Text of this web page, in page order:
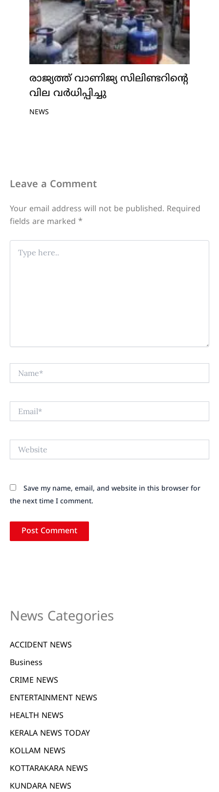
രാജ്യത്ത് വാണിജ്യ സിലിണ്ടറിന്റെ
വില വർധിപ്പിച്ചു
NEWS
Leave a Comment
Your email address will not be published. Required
fields are marked *
Type
here..
Save my name, email, and website in this browser for
the next time I comment.
News Categories
ACCIDENT NEWS
Business
CRIME NEWS
ENTERTAINMENT NEWS
HEALTH NEWS
KERALA NEWS TODAY
KOLLAM NEWS
KOTTARAKARA NEWS
KUNDARA NEWS